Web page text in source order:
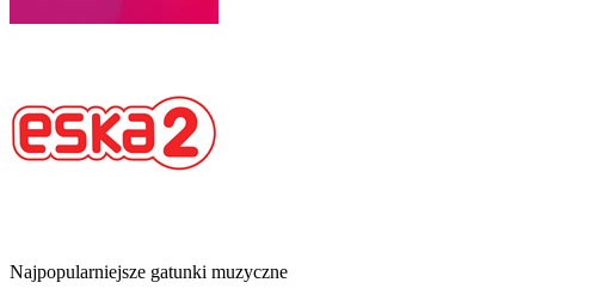
Najpopularniejsze gatunki muzyczne